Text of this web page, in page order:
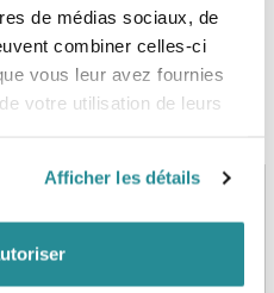
de médias sociaux, de
combiner celles-ci
vous leur avez fournies
votre utilisation de leurs
Afficher les détails
STOCK EN TEMPS RÉEL